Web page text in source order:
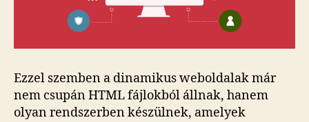
Ezzel szemben a dinamikus weboldalak már
nem csupán HTML fájlokból állnak, hanem
olyan rendszerben készülnek, amelyek